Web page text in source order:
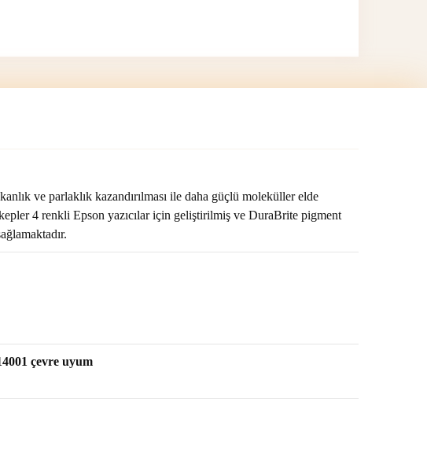
ve parlaklık kazandırılması ile daha güçlü moleküller elde
4 renkli Epson yazıcılar için geliştirilmiş ve DuraBrite pigment
çevre uyum